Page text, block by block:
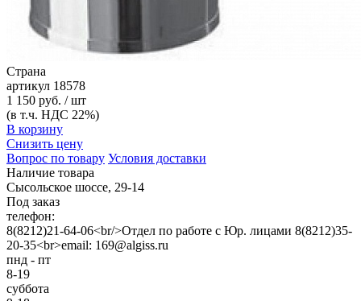
Страна
артикул 18578
1 150 руб. / шт
(в т.ч. НДС 22%)
В корзину
Снизить цену
Вопрос по товару Условия доставки
Наличие товара
Сысольское шоссе, 29-14
Под заказ
телефон:
8(8212)21-64-06<br/>Отдел по работе с Юр. лицами 8(8212)35-
20-35<br>email: 169@algiss.ru
пнд - пт
8-19
суббота